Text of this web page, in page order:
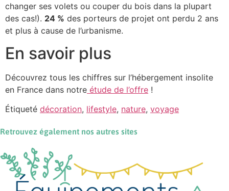
changer ses volets ou couper du bois dans la plupart
des cas!). 24 % des porteurs de projet ont perdu 2 ans
et plus à cause de l’urbanisme.
En savoir plus
Découvrez tous les chiffres sur l’hébergement insolite
en France dans notre étude de l’offre !
Étiqueté décoration, lifestyle, nature, voyage
Retrouvez également nos autres sites